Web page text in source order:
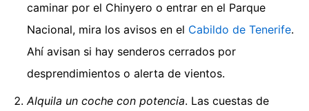
caminar por el Chinyero o entrar en el Parque
Nacional, mira los avisos en el Cabildo de Tenerife.
Ahí avisan si hay senderos cerrados por
desprendimientos o alerta de vientos.
Alquila un coche con potencia. Las cuestas de